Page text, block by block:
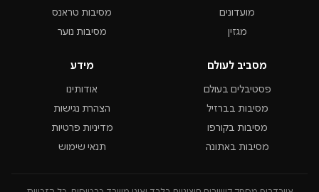
מועדונים
מגזין
מסיבות טראנס
מסיבות נוער
מסביב לעולם
פסטיבלים בעולם
מסיבות בברזיל
מסיבות בקורפו
מסיבות באתונה
מידע
אודותינו
הצהרת נגישות
מדיניות פרטיות
תנאי שימוש